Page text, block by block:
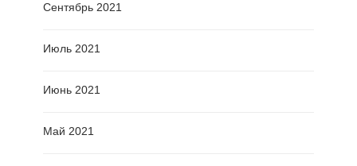
Сентябрь 2021
Июль 2021
Июнь 2021
Май 2021